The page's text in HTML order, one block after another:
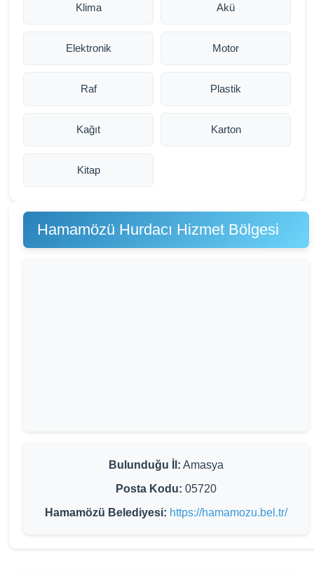
Klima Akü
Elektronik Motor
Raf Plastik
Kağıt Karton
Kitap
Hamamözü Hurdacı Hizmet Bölgesi
Bulunduğu İl: Amasya
Posta Kodu: 05720
Hamamözü Belediyesi: https://hamamozu.bel.tr/